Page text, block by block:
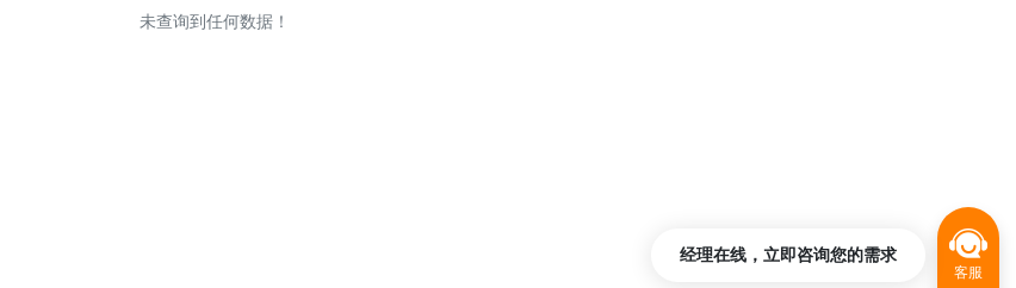
未查询到任何数据！
客服
经理在线，立即咨询您的需求